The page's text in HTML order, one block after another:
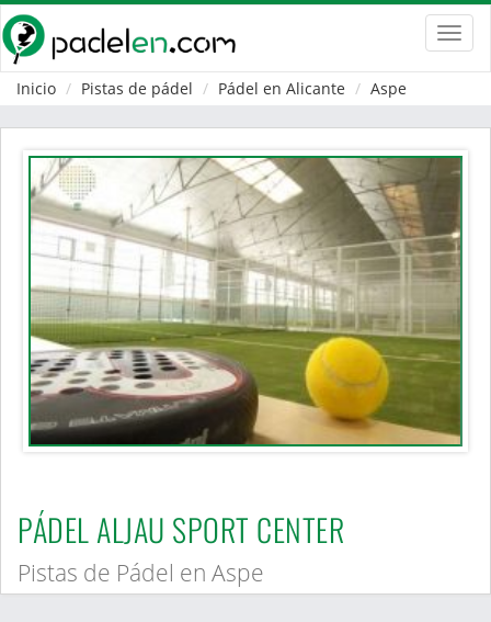
Inicio
Pistas de pádel Pádel en Alicante Aspe
PÁDEL ALJAU SPORT CENTER
Pistas de Pádel en Aspe